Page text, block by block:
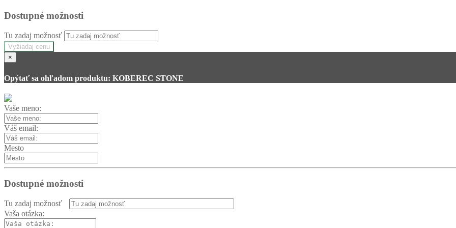
Dostupné možnosti
Tu zadaj možnosť
Vyžiadaj cenu
×
Opýtať sa ohľadom produktu: KOBEREC STONE
Vaše meno:
Váš email:
Mesto
Dostupné možnosti
Tu zadaj možnosť
Vaša otázka: